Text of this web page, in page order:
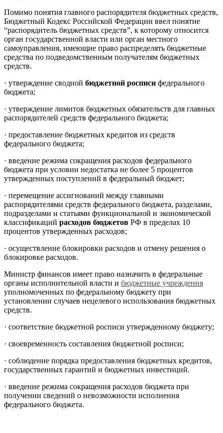
Помимо понятия главного распорядителя бюджетных средств,
Бюджетный Кодекс Российской Федерации ввел понятие
“распорядитель бюджетных средств”, к которому относится
орган государственной власти или орган местного
самоуправления, имеющие право распределять бюджетные
средства по подведомственным получателям бюджетных
средств.
· утверждение сводной бюджетной росписи федерального
бюджета;
· утверждение лимитов бюджетных обязательств для главных
распорядителей средств федерального бюджета;
· предоставление бюджетных кредитов из средств
федерального бюджета;
· введение режима сокращения расходов федерального
бюджета при условии недостатка не более 5 процентов
утвержденных поступлений в федеральный бюджет;
· перемещение ассигнований между главными
распорядителями средств федерального бюджета, разделами,
подразделами и статьями функциональной и экономической
классификаций расходов бюджетов РФ в пределах 10
процентов утвержденных расходов;
· осуществление блокировки расходов и отмену решения о
блокировке расходов.
Министр финансов имеет право назначить в федеральные
органы исполнительной власти и бюджетные учреждения
уполномоченных по федеральному бюджету при
установлении случаев нецелевого использования бюджетных
средств.
· соответствие бюджетной росписи утвержденному бюджету;
· своевременность составления бюджетной росписи;
· соблюдение порядка предоставления бюджетных кредитов,
государственных гарантий и бюджетных инвестиций.
· введение режима сокращения расходов бюджета при
получении сведений о невозможности исполнения
федерального бюджета.